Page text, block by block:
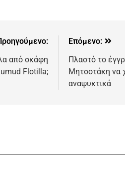
από σκάφη
Flotilla;
Επόμενο:
Πλαστό το
Μητσοτάκη να
αναψυκτικά